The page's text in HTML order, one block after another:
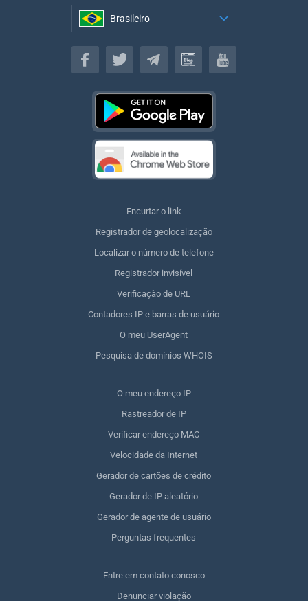
Brasileiro
Brasileiro
Encurtar o link
Registrador de geolocalização
Localizar o número de telefone
Registrador invisível
Verificação de URL
Contadores IP e barras de usuário
O meu UserAgent
Pesquisa de domínios WHOIS
O meu endereço IP
Rastreador de IP
Verificar endereço MAC
Velocidade da Internet
Gerador de cartões de crédito
Gerador de IP aleatório
Gerador de agente de usuário
Perguntas frequentes
Entre em contato conosco
Denunciar violação